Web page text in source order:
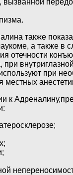
также
а также в
отечности
при
местных
к